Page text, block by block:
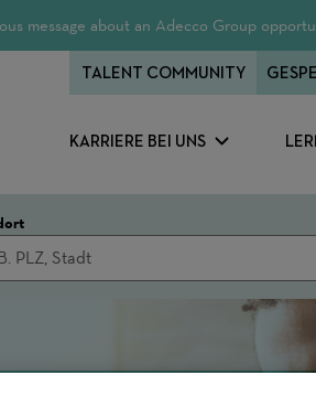
message about an Adecco Group
KARRIERE BEI UNS
TALENT COMMUNITY